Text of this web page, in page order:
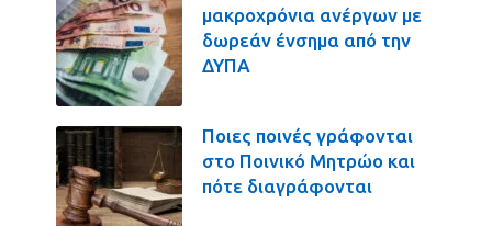
μακροχρόνια ανέργων με
δωρεάν ένσημα από την
ΔΥΠΑ
Ποιες ποινές γράφονται
στο Ποινικό Μητρώο και
πότε διαγράφονται